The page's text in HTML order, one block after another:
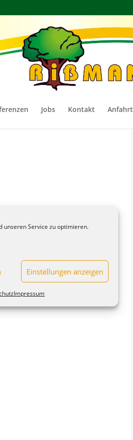
unseren Service zu optimieren.
Einstellungen anzeigen
Impressum
Jobs Kontakt Anfahrt